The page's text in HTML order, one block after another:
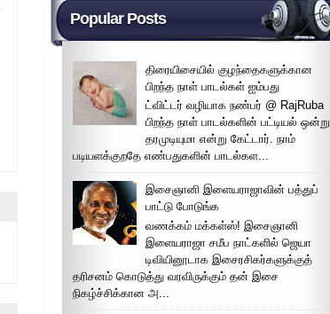
Popular Posts
திரையிசையில் குழந்தைகளுக்கான
பிறந்த நாள் பாடல்கள் ஐம்பது
ட்விட்டர் வழியாக நண்பர் @ RajRuba
பிறந்த நாள் பாடல்களின் பட்டியல் ஒன்று
தரமுடியுமா என்று கேட்டார். நாம்
படியளக்குறதே எண்பதுகளின் பாடல்கள...
இசைஞானி இளையராஜாவின் பத்துப்
பாட்டு போடுங்க
வணக்கம் மக்கள்ஸ்! இசைஞானி
இளையராஜா சமீப நாட்களில் ஜெயா
டிவியினூடாக இசைரசிகர்களுக்குத்
தரிசனம் கொடுத்து வரவிருக்கும் தன் இசை
நிகழ்ச்சிக்கான அ...